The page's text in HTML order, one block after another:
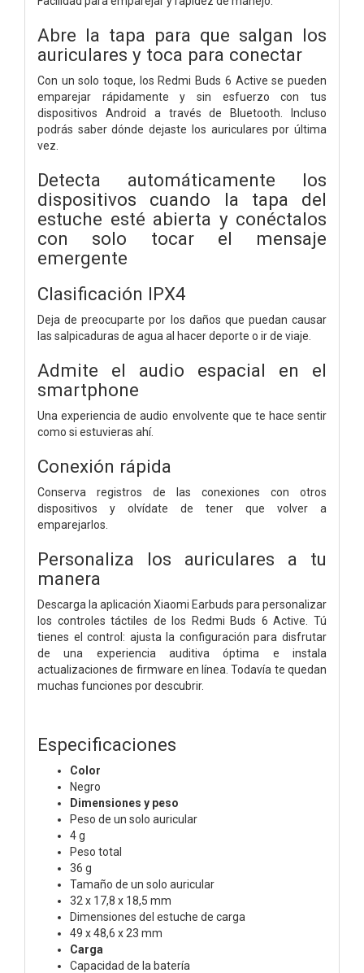
Abre la tapa para que salgan los
auriculares y toca para conectar
Con un solo toque, los Redmi Buds 6 Active se pueden
emparejar rápidamente y sin esfuerzo con tus
dispositivos Android a través de Bluetooth. Incluso
podrás saber dónde dejaste los auriculares por última
vez.
Detecta automáticamente los
dispositivos cuando la tapa del
estuche esté abierta y conéctalos
con solo tocar el mensaje
emergente
Clasificación IPX4
Deja de preocuparte por los daños que puedan causar
las salpicaduras de agua al hacer deporte o ir de viaje.
Admite el audio espacial en el
smartphone
Una experiencia de audio envolvente que te hace sentir
como si estuvieras ahí.
Conexión rápida
Conserva registros de las conexiones con otros
dispositivos y olvídate de tener que volver a
emparejarlos.
Personaliza los auriculares a tu
manera
Descarga la aplicación Xiaomi Earbuds para personalizar
los controles táctiles de los Redmi Buds 6 Active. Tú
tienes el control: ajusta la configuración para disfrutar
de una experiencia auditiva óptima e instala
actualizaciones de firmware en línea.Todavía te quedan
muchas funciones por descubrir.
Especificaciones
Color
Negro
Dimensiones y peso
Peso de un solo auricular
4 g
Peso total
36 g
Tamaño de un solo auricular
32 x 17,8 x 18,5 mm
Dimensiones del estuche de carga
49 x 48,6 x 23 mm
Carga
Capacidad de la batería